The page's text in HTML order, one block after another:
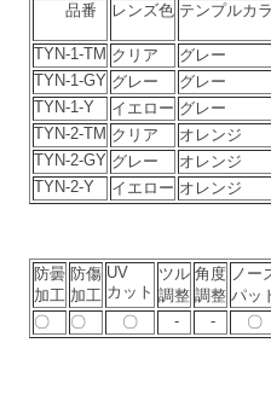
品番 レンズ色 テンプルカ
TYN-1-TM クリア グレー
TYN-1-GY グレー グレー
TYN-1-Y
イエロー グレー
TYN-2-TM クリア オレンジ
TYN-2-GY グレー オレンジ
TYN-2-Y
イエロー オレンジ
防曇
加工
防傷
加工
UV
カット
ツル
調整
角度
調整
ノー
パッ
〇
〇 〇 - - 〇